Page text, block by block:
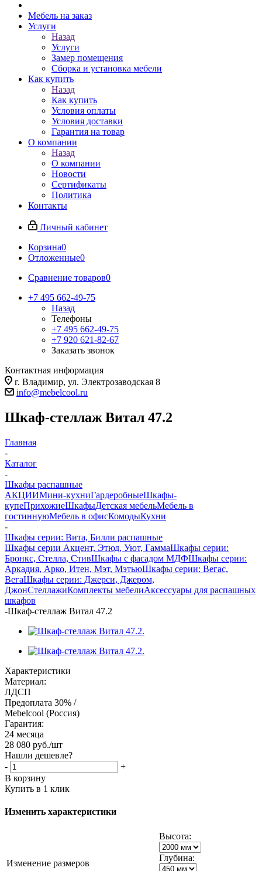
Мебель на заказ
Услуги
Назад
Услуги
Замер помещения
Сборка и установка мебели
Как купить
Назад
Как купить
Условия оплаты
Условия доставки
Гарантия на товар
О компании
Назад
О компании
Новости
Сертификаты
Политика
Контакты
Личный кабинет
Корзина0
Отложенные0
Сравнение товаров0
+7 495 662-49-75
Назад
Телефоны
+7 495 662-49-75
+7 920 621-82-67
Заказать звонок
Контактная информация
г. Владимир, ул. Электрозаводская 8
info@mebelcool.ru
Шкаф-стеллаж Витал 47.2
Главная
-
Каталог
-
Шкафы распашные
АКЦИИМини-кухниГардеробныеШкафы-
купеПрихожиеШкафыДетская мебельМебель в
гостиннуюМебель в офисКомодыКухни
-
Шкафы серии: Вита, Билли распашные
Шкафы серии Акцент, Этюд, Уют, ГаммаШкафы серии:
Бронкс, Стелла, СтивШкафы с фасадом МДФШкафы серии:
Аркадия, Арко, Итен, Мэт, МэтьюШкафы серии: Вегас,
ВегаШкафы серии: Джерси, Джером,
ДжонСтеллажиКомплекты мебелиАксессуары для распашных
шкафов
-Шкаф-стеллаж Витал 47.2
Характеристики
Материал:
ЛДСП
Предоплата 30% /
Mebelcool (Россия)
Гарантия:
24 месяца
28 080 руб./шт
Нашли дешевле?
-
+
В корзину
Купить в 1 клик
Изменить характеристики
Изменение размеров
Высота:
Глубина: